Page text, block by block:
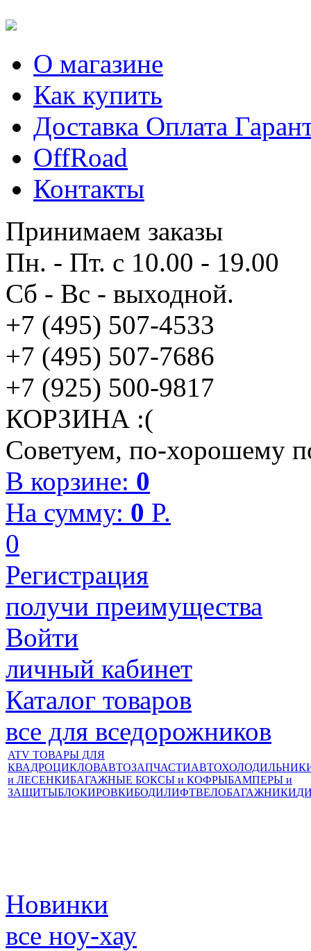
О магазине
Как купить
Доставка Оплата
OffRoad
Контакты
Принимаем заказы
Пн. - Пт. с 10.00 - 19.00
Сб - Вс - выходной.
+7 (495) 507-4533
+7 (495) 507-7686
+7 (925) 500-9817
КОРЗИНА :(
Советуем, по-хорошему
В корзине: 0
На сумму: 0 P.
0
Регистрация
получи преимущества
Войти
личный кабинет
Каталог товаров
все для вседорожников
ATV ТОВАРЫ ДЛЯ
КВАДРОЦИКЛОВАВТОЗАПЧАСТИ
и ЛЕСЕНКИБАГАЖНЫЕ БОКСЫ и КОФРЫБАМПЕРЫ и
ЗАЩИТЫБЛОКИРОВКИБОДИЛИФТВЕЛОБАГАЖНИКИ
Новинки
все ноу-хау